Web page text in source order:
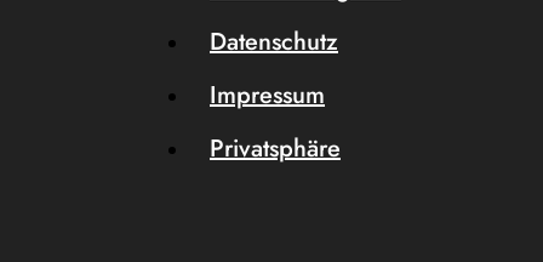
Datenschutz
Impressum
Privatsphäre